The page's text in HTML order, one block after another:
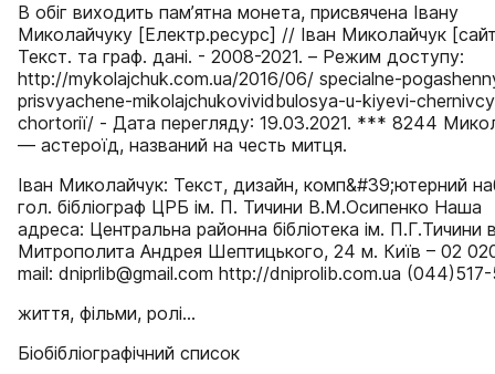
В обіг виходить пам’ятна монета, присвячена Івану
Миколайчуку [Електр.ресурс] // Іван Миколайчук
Текст. та граф. дані. - 2008-2021. – Режим доступу:
http://mykolajchuk.com.ua/2016/06/ specialne-
prisvyachene-mikolajchukovividbulosya-u-kiyevi-
chortoriї/ - Дата перегляду: 19.03.2021. *** 8244
— астероїд, названий на честь митця.
Іван Миколайчук: Текст, дизайн, комп&#39;ютерний
гол. бібліограф ЦРБ ім. П. Тичини В.М.Осипенко Наша
адреса: Центральна районна бібліотека ім. П.Г.Тичини
Митрополита Андрея Шептицького, 24 м. Київ – 02
mail: dniprlib@gmail.com http://dniprolib.com.ua
життя, фільми, ролі...
Біобібліографічний список